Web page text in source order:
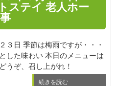
ステイ 老人ホー
日 季節は梅雨ですが・・・
した味わい 本日のメニューは
うぞ、召し上がれ！
続きを読む